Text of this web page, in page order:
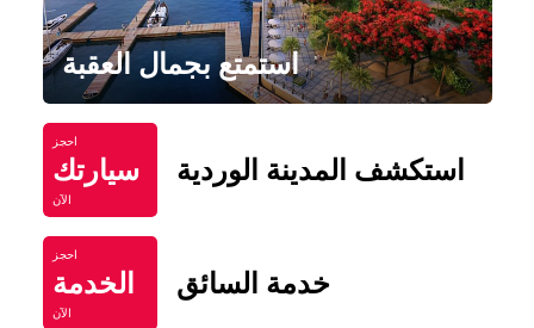
استمتع بجمال العقبة
احجز
سيارتك
الآن
استكشف المدينة الوردية
احجز
الخدمة
الآن
خدمة السائق